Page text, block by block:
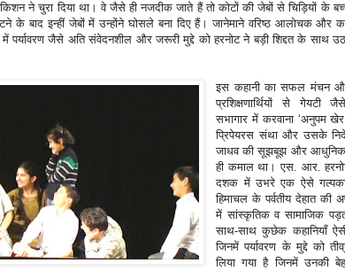
ने चुरा दिया था। वे जैसे ही नजदीक जाते हैं तो कोटों की जेबों से चिड़ियों के
बाद इन्हीं जेबों में उन्होंने घोसले बना दिए हैं। जानेमाने वरिष्ठ आलोचक और
में पर्यावरण जैसे अति संवेदनशील और जरूरी मुद्दे को हरनोट ने बड़ी शिद्दत के साथ
इस कहानी का सफल मंचन
प्रशिक्षणार्थियों से गेयटी
सभागार में करवाना ‘अनुपम
प्रिपेयरस संथा और उसके
जाधव की सूझबूझ और
ही कमाल था। एस. आर. हरनोट
दशक में उभरे एक ऐसे
हिमाचल के पर्वतीय देहात की
में सांस्कृतिक व सामाजिक
साथ-साथ कुछेक कहानियाँ
जिनमें पर्यावरण के मुद्दे को
लिया गया है जिनमें उनकी